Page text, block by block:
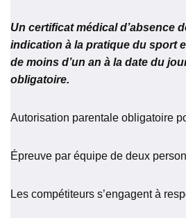
Un certificat médical d’absence
indication à la pratique du sport
de moins d’un an à la date du
obligatoire.
Autorisation parentale obligatoire
Épreuve par équipe de deux
Les compétiteurs s’engagent à